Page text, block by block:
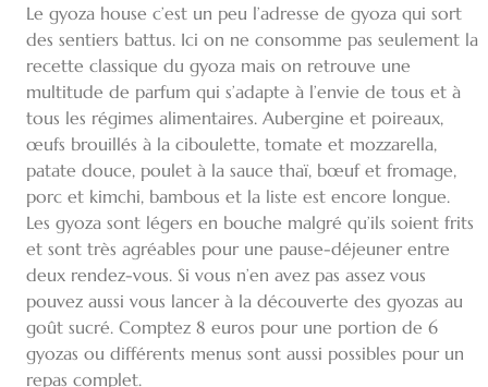
Le gyoza house c’est un peu l’adresse de gyoza qui sort
des sentiers battus. Ici on ne consomme pas seulement la
recette classique du gyoza mais on retrouve une
multitude de parfum qui s’adapte à l’envie de tous et à
tous les régimes alimentaires. Aubergine et poireaux,
œufs brouillés à la ciboulette, tomate et mozzarella,
patate douce, poulet à la sauce thaï, bœuf et fromage,
porc et kimchi, bambous et la liste est encore longue.
Les gyoza sont légers en bouche malgré qu’ils soient frits
et sont très agréables pour une pause-déjeuner entre
deux rendez-vous. Si vous n’en avez pas assez vous
pouvez aussi vous lancer à la découverte des gyozas au
goût sucré. Comptez 8 euros pour une portion de 6
gyozas ou différents menus sont aussi possibles pour un
repas complet.